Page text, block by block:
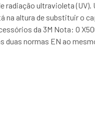
ultravioleta (UV).
na altura de substituir o
da 3M Nota: O
duas normas EN ao